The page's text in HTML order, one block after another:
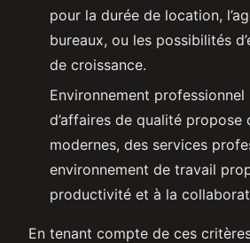
pour la durée de location,
bureaux, ou les possibilités
de croissance.
Environnement professionnel
d’affaires de qualité propose
modernes, des services
environnement de travail
productivité et à la
En tenant compte de ces